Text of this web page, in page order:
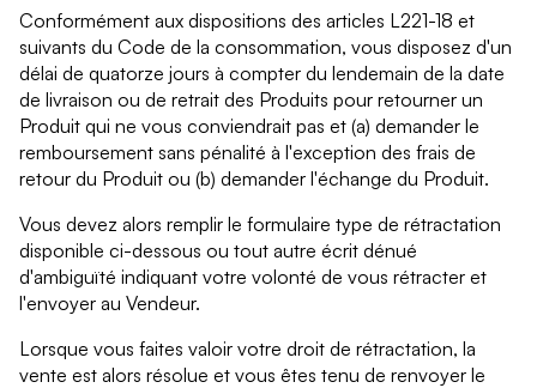
Conformément aux dispositions des articles L221-18 et
suivants du Code de la consommation, vous disposez d'un
délai de quatorze jours à compter du lendemain de la date
de livraison ou de retrait des Produits pour retourner un
Produit qui ne vous conviendrait pas et (a) demander le
remboursement sans pénalité à l'exception des frais de
retour du Produit ou (b) demander l'échange du Produit.
Vous devez alors remplir le formulaire type de rétractation
disponible ci-dessous ou tout autre écrit dénué
d'ambiguïté indiquant votre volonté de vous rétracter et
l'envoyer au Vendeur.
Lorsque vous faites valoir votre droit de rétractation, la
vente est alors résolue et vous êtes tenu de renvoyer le